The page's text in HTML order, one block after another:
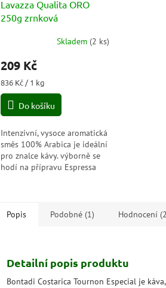
Lavazza Qualita ORO
250g zrnková
produktu
5,0
5
Skladem (2 ks)
209 Kč
Měrná
cena:
836 Kč / 1 kg
Do košíku
Intenzivní, vysoce aromatická
směs 100% Arabica je ideální
pro znalce kávy. výborně se
hodí na přípravu Espressa
Popis Podobné (1) Hodnocení
Detailní popis produktu
Bontadi Costarica Tournon Especial je